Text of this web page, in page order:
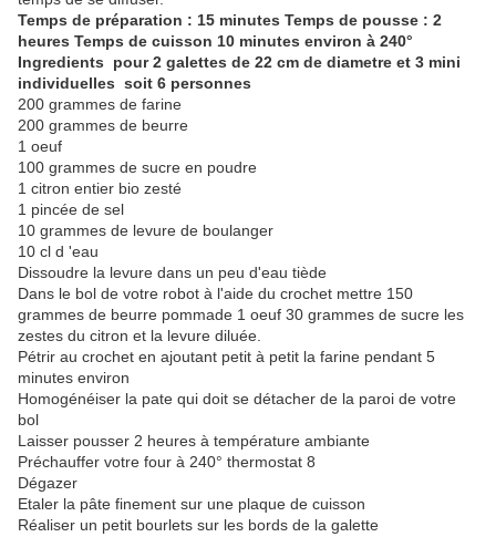
Temps de préparation : 15 minutes Temps de pousse : 2
heures Temps de cuisson 10 minutes environ à 240°
Ingredients pour 2 galettes de 22 cm de diametre et 3 mini
individuelles soit 6 personnes
200 grammes de farine
200 grammes de beurre
1 oeuf
100 grammes de sucre en poudre
1 citron entier bio zesté
1 pincée de sel
10 grammes de levure de boulanger
10 cl d 'eau
Dissoudre la levure dans un peu d'eau tiède
Dans le bol de votre robot à l'aide du crochet mettre 150
grammes de beurre pommade 1 oeuf 30 grammes de sucre les
zestes du citron et la levure diluée.
Pétrir au crochet en ajoutant petit à petit la farine pendant 5
minutes environ
Homogénéiser la pate qui doit se détacher de la paroi de votre
bol
Laisser pousser 2 heures à température ambiante
Préchauffer votre four à 240° thermostat 8
Dégazer
Etaler la pâte finement sur une plaque de cuisson
Réaliser un petit bourlets sur les bords de la galette